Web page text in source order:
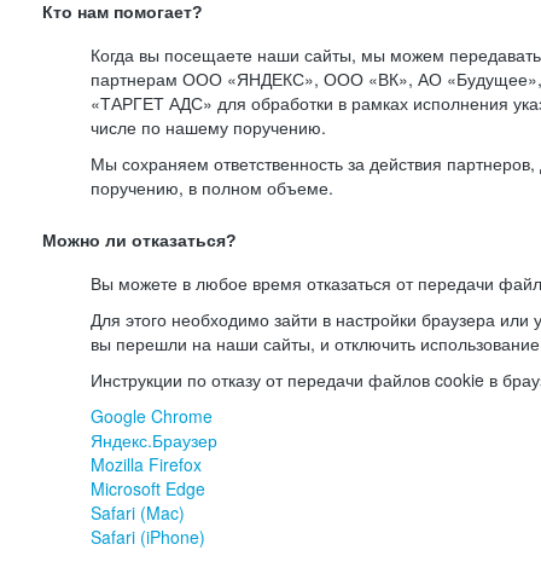
Кто нам помогает?
Когда вы посещаете наши сайты, мы можем
партнерам ООО «ЯНДЕКС», ООО «ВК», АО
«ТАРГЕТ АДС» для обработки в рамках исполнения
числе по нашему поручению.
Мы сохраняем ответственность за действия
поручению, в полном объеме.
Можно ли отказаться?
Вы можете в любое время отказаться от передачи
Для этого необходимо зайти в настройки браузера или
вы перешли на наши сайты, и отключить
Инструкции по отказу от передачи файлов cookie в
Google Chrome
Яндекс.Браузер
Mozilla Firefox
Microsoft Edge
Safari (Mac)
Safari (iPhone)